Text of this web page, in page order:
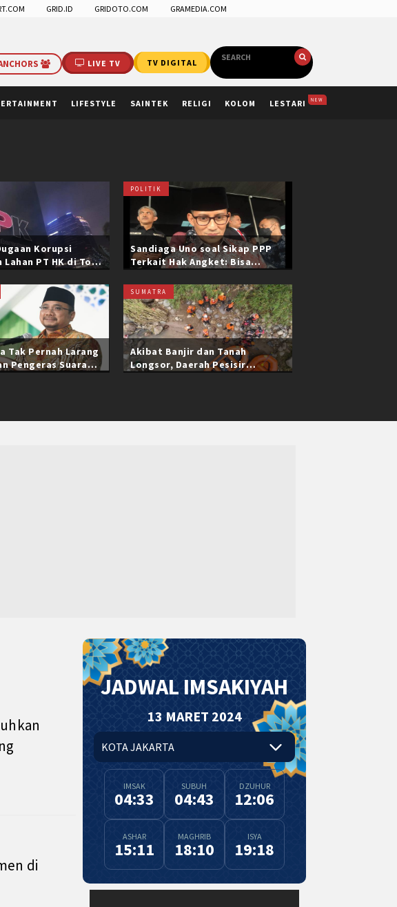
GRID.ID GRIDOTO.COM
GRAMEDIA.COM
LIVE TV TV DIGITAL
LIFESTYLE SAINTEK RELIGI KOLOM LESTARI NEW
Korupsi
Lahan PT HK di Tol
POLITIK
Sandiaga Uno soal Sikap PPP
Terkait Hak Angket: Bisa
Tak Pernah Larang
Pengeras Suara
SUMATRA
Akibat Banjir dan Tanah
Longsor, Daerah Pesisir
di
JADWAL IMSAKIYAH
13 MARET 2024
IMSAK
04:33
SUBUH
04:43
DZUHUR
12:06
ASHAR
15:11
MAGHRIB
18:10
ISYA
19:18